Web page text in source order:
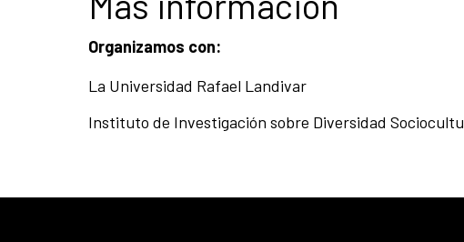
Organizamos con:
La Universidad Rafael Landivar
Instituto de Investigación sobre Diversidad